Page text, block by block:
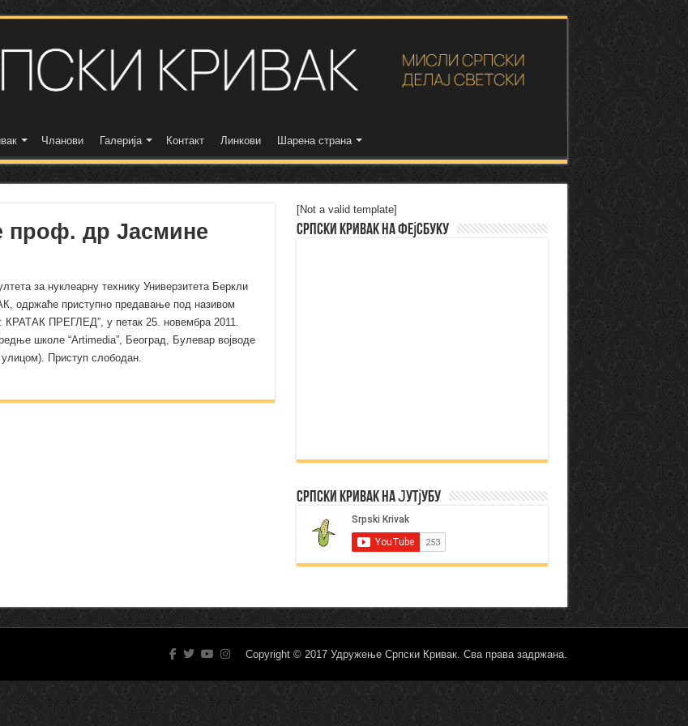
Чланови Галерија Контакт Линкови Шарена страна
проф. др Јасмине
за нуклеарну технику Универзитета Беркли
приступно предавање под називом
ПРЕГЛЕД”, у петак 25. новембра 2011.
школе “Artimedia”, Београд, Булевар војводе
Приступ слободан.
[Not a valid template]
Српски Кривак на Фејсбуку
Српски Кривак на Јутјубу
Copyright © 2017 Удружење Српски Кривак. Сва права задржана.